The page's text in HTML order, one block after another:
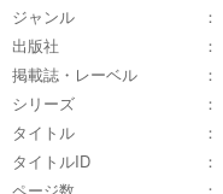
ジャンル
出版社
掲載誌・レーベル
シリーズ
タイトル
タイトルID
ページ数